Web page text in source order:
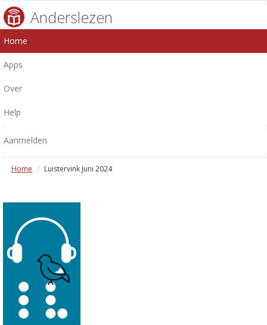
Anderslezen
Home
Apps
Over
Help
Aanmelden
Home Luistervink Juni 2024